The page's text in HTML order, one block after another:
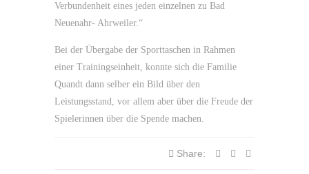
Verbundenheit eines jeden einzelnen zu Bad
Neuenahr- Ahrweiler.“
Bei der Übergabe der Sporttaschen in Rahmen
einer Trainingseinheit, konnte sich die Familie
Quandt dann selber ein Bild über den
Leistungsstand, vor allem aber über die Freude der
Spielerinnen über die Spende machen.
Share: